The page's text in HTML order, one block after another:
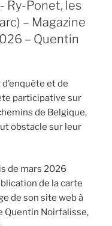
Ry-Ponet, les
– Magazine
– Quentin
et de
participative sur
de Belgique,
obstacle sur leur
de mars 2026
de la carte
de son site web à
Quentin Noirfalisse,